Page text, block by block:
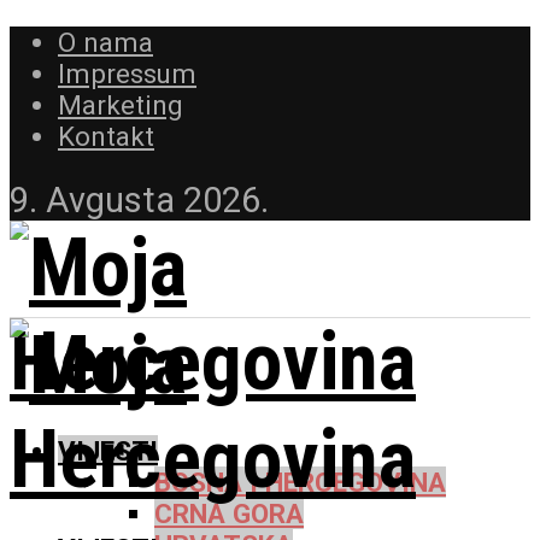
O nama
Impressum
Marketing
Kontakt
9. Avgusta 2026.
VIJESTI
BOSNA I HERCEGOVINA
CRNA GORA